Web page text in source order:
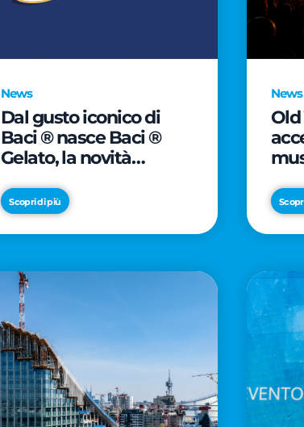
News
Dal gusto iconico di
Baci ® nasce Baci ®
Gelato, la novità
Scopri di più
News
e le